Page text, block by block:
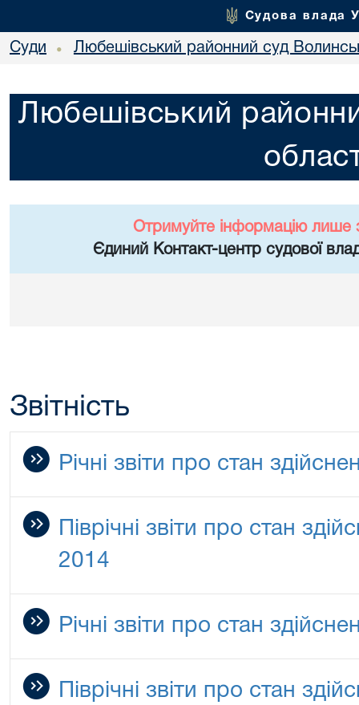
Судова влада
Суди • Любешівський районний суд
Любешівський
Отримуйте інформацію лише
Єдиний Контакт-центр судової
Звітність
Річні звіти про стан
Піврічні звіти про стан
2014
Річні звіти про стан
Піврічні звіти про стан